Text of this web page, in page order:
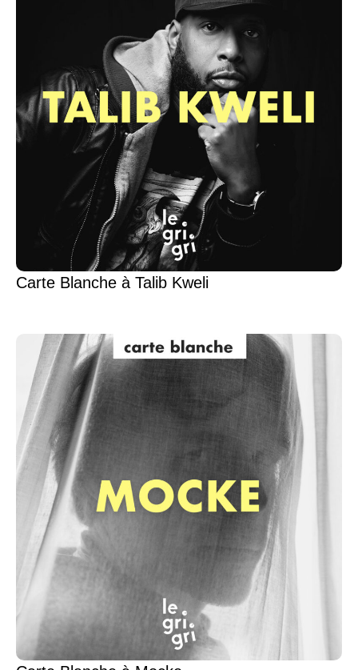
Carte Blanche à Talib Kweli